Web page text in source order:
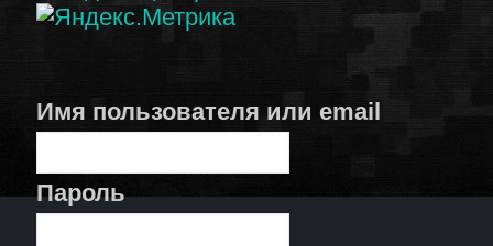
Имя пользователя или email
Пароль